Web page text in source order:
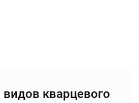
кварцевого